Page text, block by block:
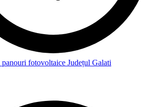
fotovoltaice Județul Galati